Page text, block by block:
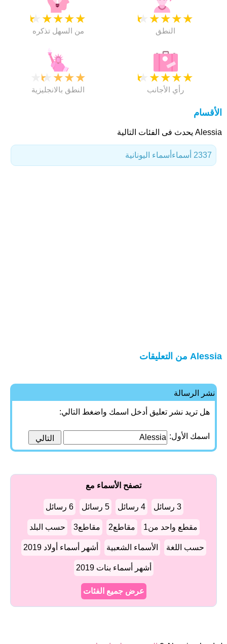
★
★
★
★
★
من السهل تذكره
★
★
★
★
★
النطق
★
★
★
★
النطق بالانجليزية
★
★
★
★
★
رأي الأجانب
الأقسام
Alessia يحدث فى الفئات التالية
أسماء اليونانية 2337 أسماء
Alessia من التعليقات
نشر الرسالة
هل تريد نشر تعليق أدخل اسمك واضغط التالي:
اسمك الأول:
تصفح الأسماء مع
3 رسائل 4 رسائل 5 رسائل 6 رسائل
مقطع واحد من1 مقاطع2 مقاطع3 حسب البلد
حسب اللغة الأسماء الشعبية أشهر أسماء أولاد 2019
أشهر أسماء بنات 2019
عرض جميع الفئات